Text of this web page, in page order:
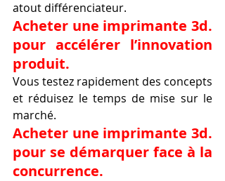
atout différenciateur.
Acheter une imprimante 3d.
pour accélérer l’innovation
produit.
Vous testez rapidement des concepts
et réduisez le temps de mise sur le
marché.
Acheter une imprimante 3d.
pour se démarquer face à la
concurrence.